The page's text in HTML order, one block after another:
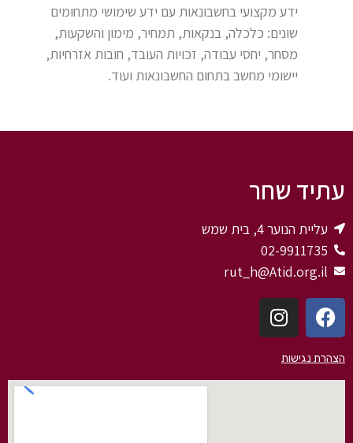
ידע מקצועי בחשבונאות עם ידע שימושי מתחומים
שונים: כלכלה, בנקאות, תמחיר, מימון והשקעות,
מסחר, יחסי עבודה, זכויות העובד, חובות אזרחיות,
יישומי מחשב בתחום החשבונאות ועוד.
עתיד שחר
עליית הנוער 4, בית שמש
02-9911735
rut_h@Atid.org.il
הצהרת נגישות